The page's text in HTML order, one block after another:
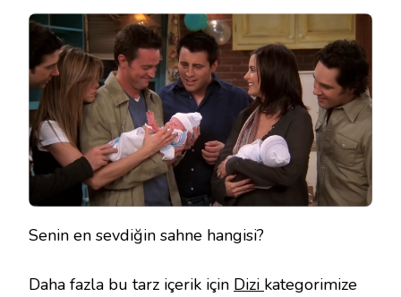
Senin en sevdiğin sahne hangisi?
Daha fazla bu tarz içerik için Dizi kategorimize